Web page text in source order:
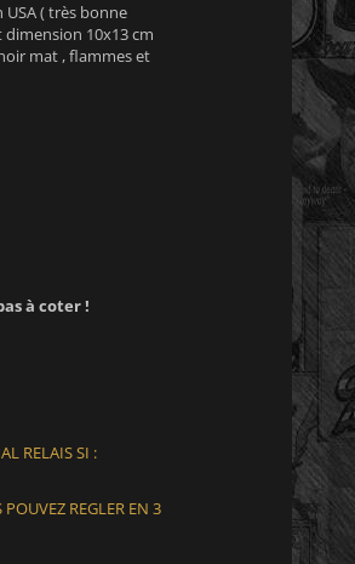
( très bonne
10x13 cm
mat , flammes et
à coter !
RELAIS SI :
REGLER EN 3